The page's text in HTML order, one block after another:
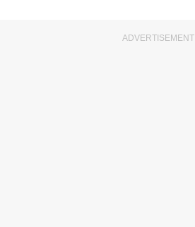
ADVERTISEMENT